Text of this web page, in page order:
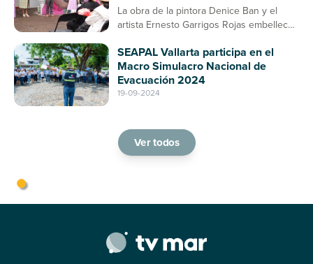
La obra de la pintora Denice Ban y el
artista Ernesto Garrigos Rojas embellece
como un espacio de arte y cultura en
Puerto Vallarta
SEAPAL Vallarta participa en el
Macro Simulacro Nacional de
Evacuación 2024
19-09-2024
Ver todos